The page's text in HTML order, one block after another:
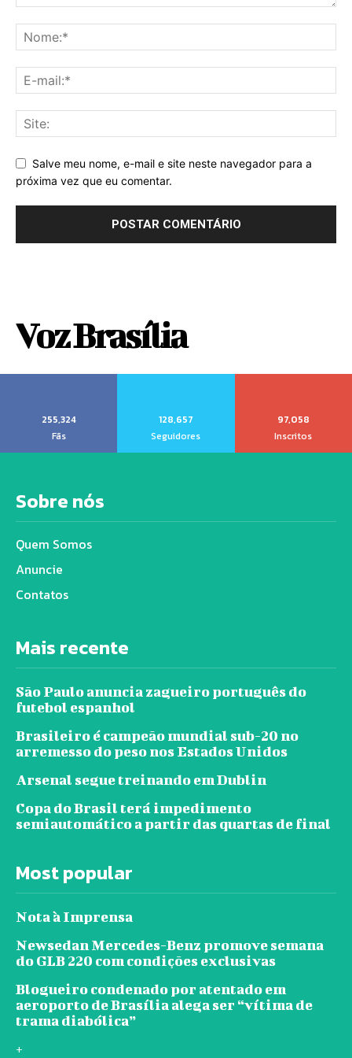
Salve meu nome, e-mail e site neste navegador para a
próxima vez que eu comentar.
Voz Brasília
255,324
Fãs
128,657
Seguidores
97,058
Inscritos
Sobre nós
Quem Somos
Anuncie
Contatos
Mais recente
São Paulo anuncia zagueiro português do
futebol espanhol
Brasileiro é campeão mundial sub-20 no
arremesso do peso nos Estados Unidos
Arsenal segue treinando em Dublin
Copa do Brasil terá impedimento
semiautomático a partir das quartas de final
Most popular
Nota à Imprensa
Newsedan Mercedes-Benz promove semana
do GLB 220 com condições exclusivas
Blogueiro condenado por atentado em
aeroporto de Brasília alega ser “vítima de
trama diabólica”
+